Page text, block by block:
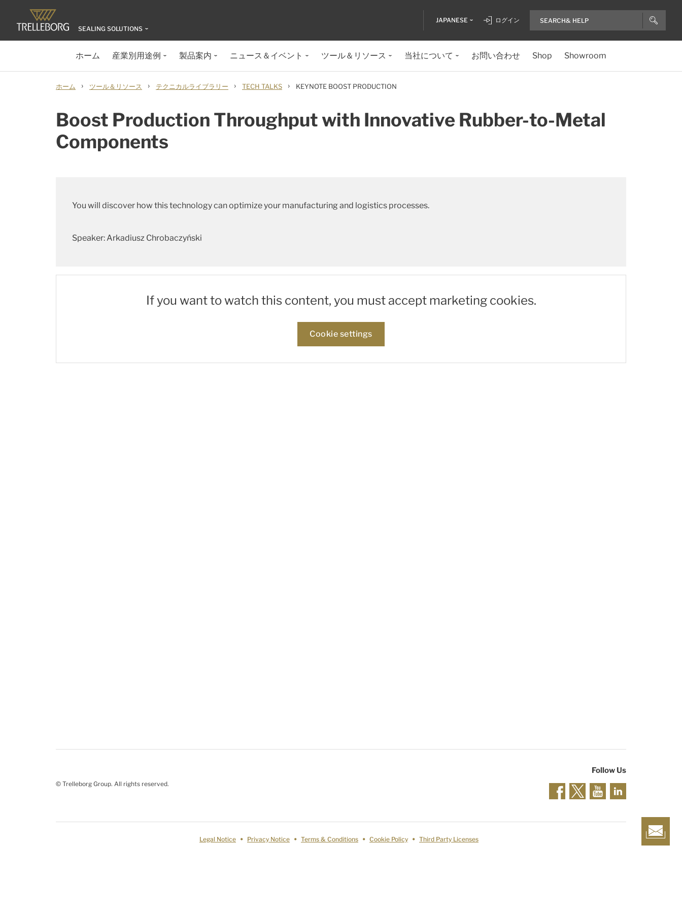
SEALING SOLUTIONS
JAPANESE ログイン
ホーム 産業別用途例 製品案内 ニュース＆イベント ツール＆リソース 当社について お問い合わせ Shop Showroom
ホーム › ツール＆リソース › テクニカルライブラリー › TECH TALKS › KEYNOTE BOOST PRODUCTION
Boost Production Throughput with Innovative Rubber-to-Metal
Components
You will discover how this technology can optimize your manufacturing and logistics processes.
Speaker: Arkadiusz Chrobaczyński
If you want to watch this content, you must accept marketing cookies.
Cookie settings
© Trelleborg Group. All rights reserved.
Follow Us
Legal Notice Privacy Notice Terms & Conditions Cookie Policy Third Party Licenses